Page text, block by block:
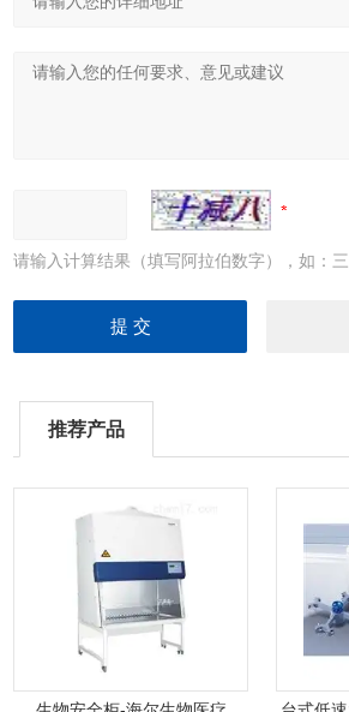
请输入计算结果（填写阿拉伯数字），如：
推荐产品